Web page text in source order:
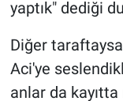
yaptık" dediği
Diğer
Aci'ye
anlar da kayıtta
Spor
Teknoloji
Türkiye'nin